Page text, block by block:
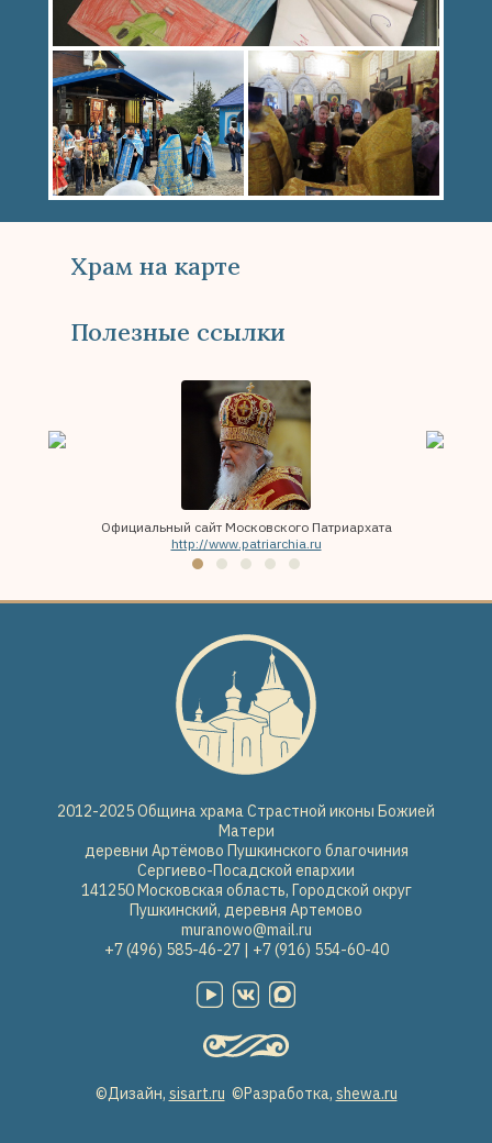
Храм на карте
Полезные ссылки
Официальный сайт Московского Патриархата
http://www.patriarchia.ru
2012-2025 Община храма Страстной иконы Божией
Матери
деревни Артёмово Пушкинского благочиния
Сергиево-Посадской епархии
141250 Московская область, Городской округ
Пушкинский, деревня Артемово
muranowo@mail.ru
+7 (496) 585-46-27 | +7 (916) 554-60-40
©Дизайн, sisart.ru ©Разработка, shewa.ru